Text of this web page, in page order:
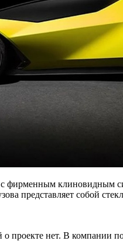
с фирменным клиновидным
представляет собой
проекте нет. В компании